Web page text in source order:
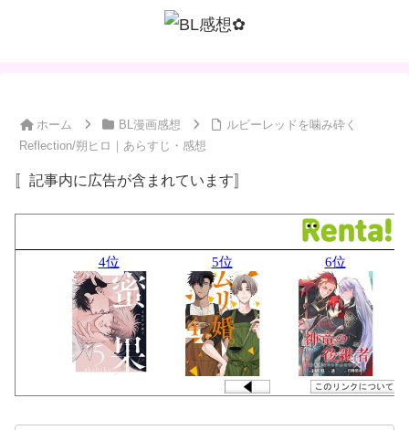
ホーム BL漫画感想
ルビーレッドを噛み砕く
Reflection/朔ヒロ｜あらすじ・感想
〚記事内に広告が含まれています〛